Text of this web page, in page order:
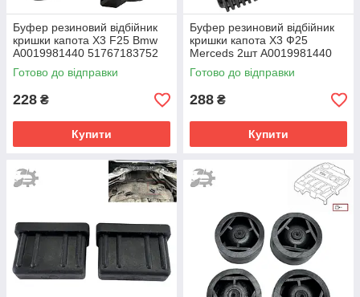
Буфер резиновий відбійник
кришки капота X3 F25 Bmw
A0019981440 51767183752
7183752 5176718375204
718375204
Готово до відправки
228 ₴
Купити
Буфер резиновий відбійник
кришки капота Х3 Ф25
Merceds 2шт A0019981440
51767183752 51767348121
5176718375204
Готово до відправки
288 ₴
Купити